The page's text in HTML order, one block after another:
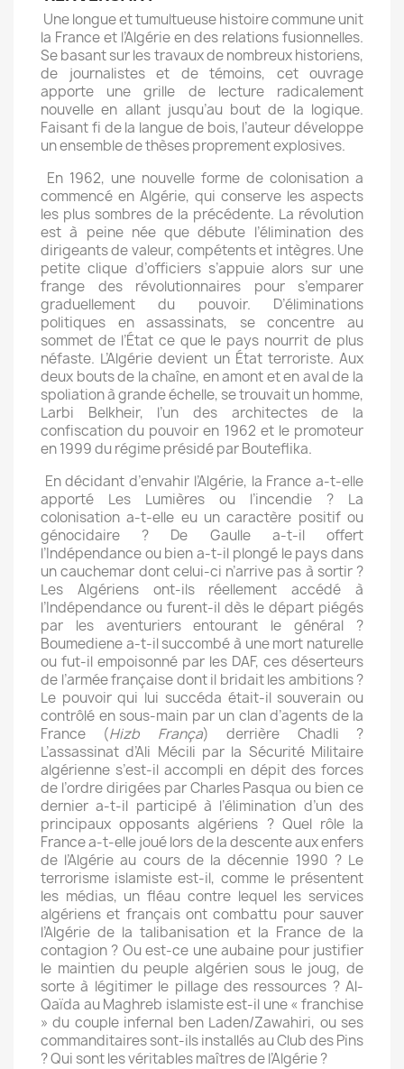
Une longue et tumultueuse histoire commune unit
la France et l’Algérie en des relations fusionnelles.
Se basant sur les travaux de nombreux historiens,
de journalistes et de témoins, cet ouvrage
apporte une grille de lecture radicalement
nouvelle en allant jusqu’au bout de la logique.
Faisant fi de la langue de bois, l’auteur développe
un ensemble de thèses proprement explosives.
En 1962, une nouvelle forme de colonisation a
commencé en Algérie, qui conserve les aspects
les plus sombres de la précédente. La révolution
est à peine née que débute l’élimination des
dirigeants de valeur, compétents et intègres. Une
petite clique d’officiers s’appuie alors sur une
frange des révolutionnaires pour s’emparer
graduellement du pouvoir. D’éliminations
politiques en assassinats, se concentre au
sommet de l’État ce que le pays nourrit de plus
néfaste. L’Algérie devient un État terroriste. Aux
deux bouts de la chaîne, en amont et en aval de la
spoliation à grande échelle, se trouvait un homme,
Larbi Belkheir, l’un des architectes de la
confiscation du pouvoir en 1962 et le promoteur
en 1999 du régime présidé par Bouteflika.
En décidant d’envahir l’Algérie, la France a-t-elle
apporté Les Lumières ou l’incendie ? La
colonisation a-t-elle eu un caractère positif ou
génocidaire ? De Gaulle a-t-il offert
l’Indépendance ou bien a-t-il plongé le pays dans
un cauchemar dont celui-ci n’arrive pas à sortir ?
Les Algériens ont-ils réellement accédé à
l’Indépendance ou furent-il dès le départ piégés
par les aventuriers entourant le général ?
Boumediene a-t-il succombé à une mort naturelle
ou fut-il empoisonné par les DAF, ces déserteurs
de l’armée française dont il bridait les ambitions ?
Le pouvoir qui lui succéda était-il souverain ou
contrôlé en sous-main par un clan d’agents de la
France (Hizb França) derrière Chadli ?
L’assassinat d’Ali Mécili par la Sécurité Militaire
algérienne s’est-il accompli en dépit des forces
de l’ordre dirigées par Charles Pasqua ou bien ce
dernier a-t-il participé à l’élimination d’un des
principaux opposants algériens ? Quel rôle la
France a-t-elle joué lors de la descente aux enfers
de l’Algérie au cours de la décennie 1990 ? Le
terrorisme islamiste est-il, comme le présentent
les médias, un fléau contre lequel les services
algériens et français ont combattu pour sauver
l’Algérie de la talibanisation et la France de la
contagion ? Ou est-ce une aubaine pour justifier
le maintien du peuple algérien sous le joug, de
sorte à légitimer le pillage des ressources ? Al-
Qaïda au Maghreb islamiste est-il une « franchise
» du couple infernal ben Laden/Zawahiri, ou ses
commanditaires sont-ils installés au Club des Pins
? Qui sont les véritables maîtres de l’Algérie ?